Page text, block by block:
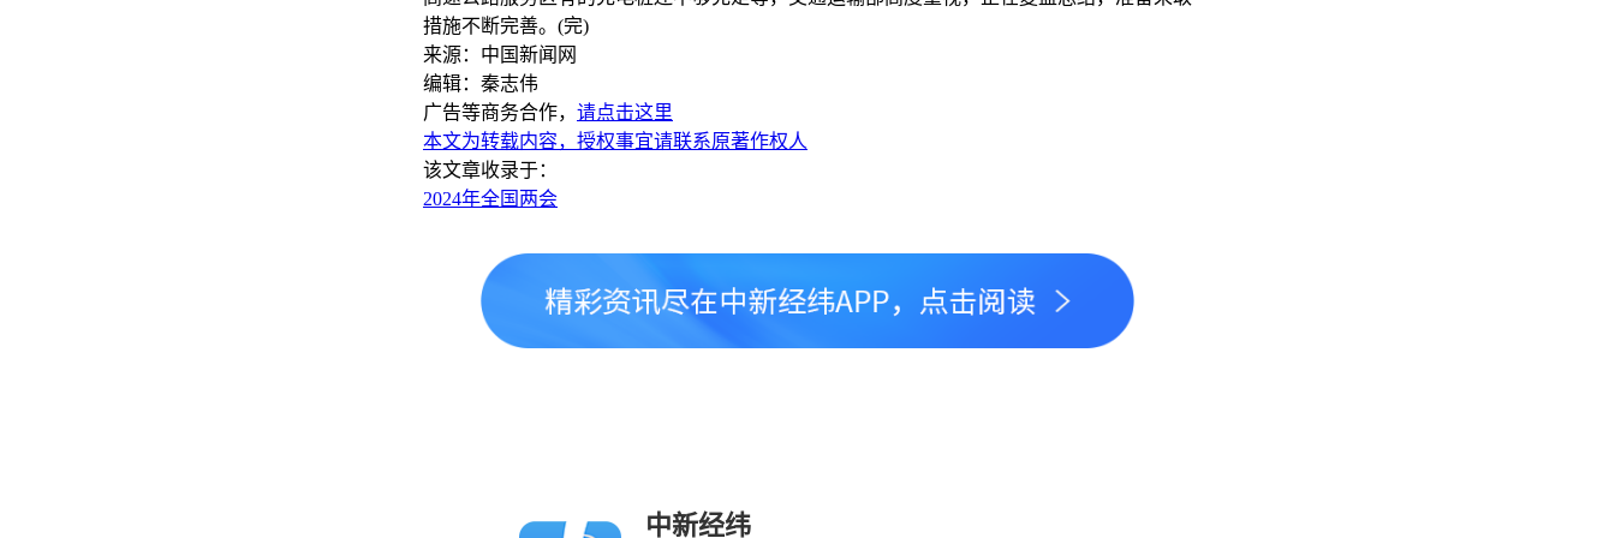
措施不断完善。(完)
来源：中国新闻网
编辑：秦志伟
广告等商务合作， 请点击这里
本文为转载内容，授权事宜请联系原著作权人
该文章收录于：
2024年全国两会
中新经纬